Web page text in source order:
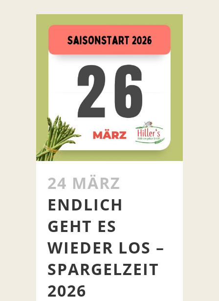
24 MÄRZ
ENDLICH
GEHT ES
WIEDER LOS –
SPARGELZEIT
2026